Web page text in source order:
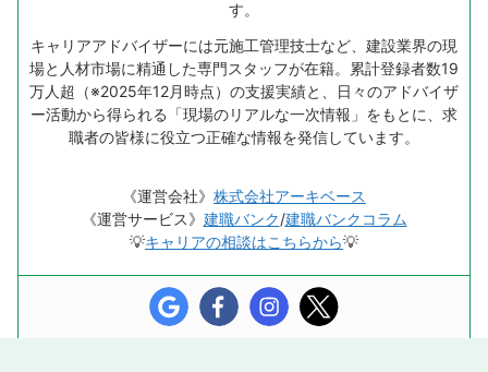
す。
キャリアアドバイザーには元施工管理技士など、建設業界の現
場と人材市場に精通した専門スタッフが在籍。累計登録者数19
万人超（※2025年12月時点）の支援実績と、日々のアドバイザ
ー活動から得られる「現場のリアルな一次情報」をもとに、求
職者の皆様に役立つ正確な情報を発信しています。
《運営会社》 株式会社アーキベース
《運営サービス》 建職バンク/建職バンクコラム
💡キャリアの相談はこちらから💡